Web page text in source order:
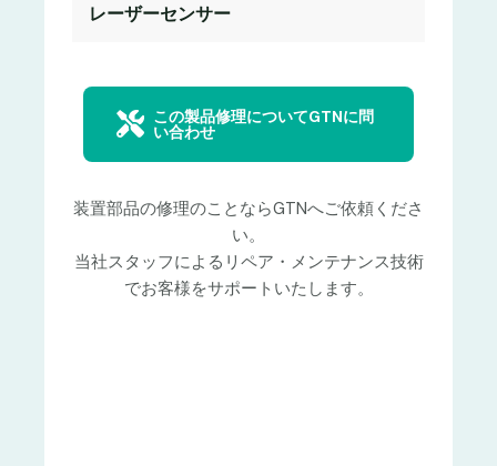
レーザーセンサー
この製品修理についてGTNに問
い合わせ
装置部品の修理のことならGTNへご依頼くださ
い。
当社スタッフによるリペア・メンテナンス技術
でお客様をサポートいたします。